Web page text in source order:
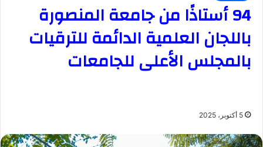
94 أستاذًا من جامعة المنصورة
باللجان العلمية الدائمة للترقيات
بالمجلس الأعلى للجامعات
5 أكتوبر، 2025